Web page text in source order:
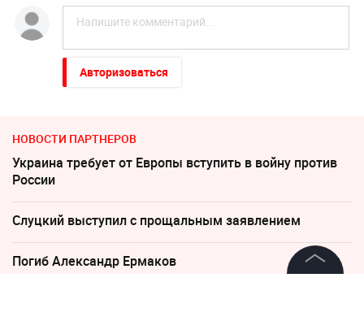
Авторизоваться
НОВОСТИ ПАРТНЕРОВ
Украина требует от Европы вступить в войну против
России
Слуцкий выступил с прощальным заявлением
Погиб Александр Ермаков